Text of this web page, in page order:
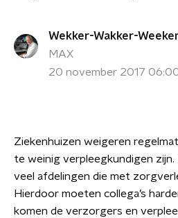
Wekker-Wakker-
MAX
20 november 2017
Ziekenhuizen weigeren
te weinig verpleegkundigen
veel afdelingen die met
Hierdoor moeten collega’s
komen de verzorgers en